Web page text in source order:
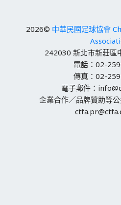
2026© 中華民國足球協會
242030 新北市新莊區
電話：02-
傳真：02-
電子郵件：
企業合作／品牌贊助等